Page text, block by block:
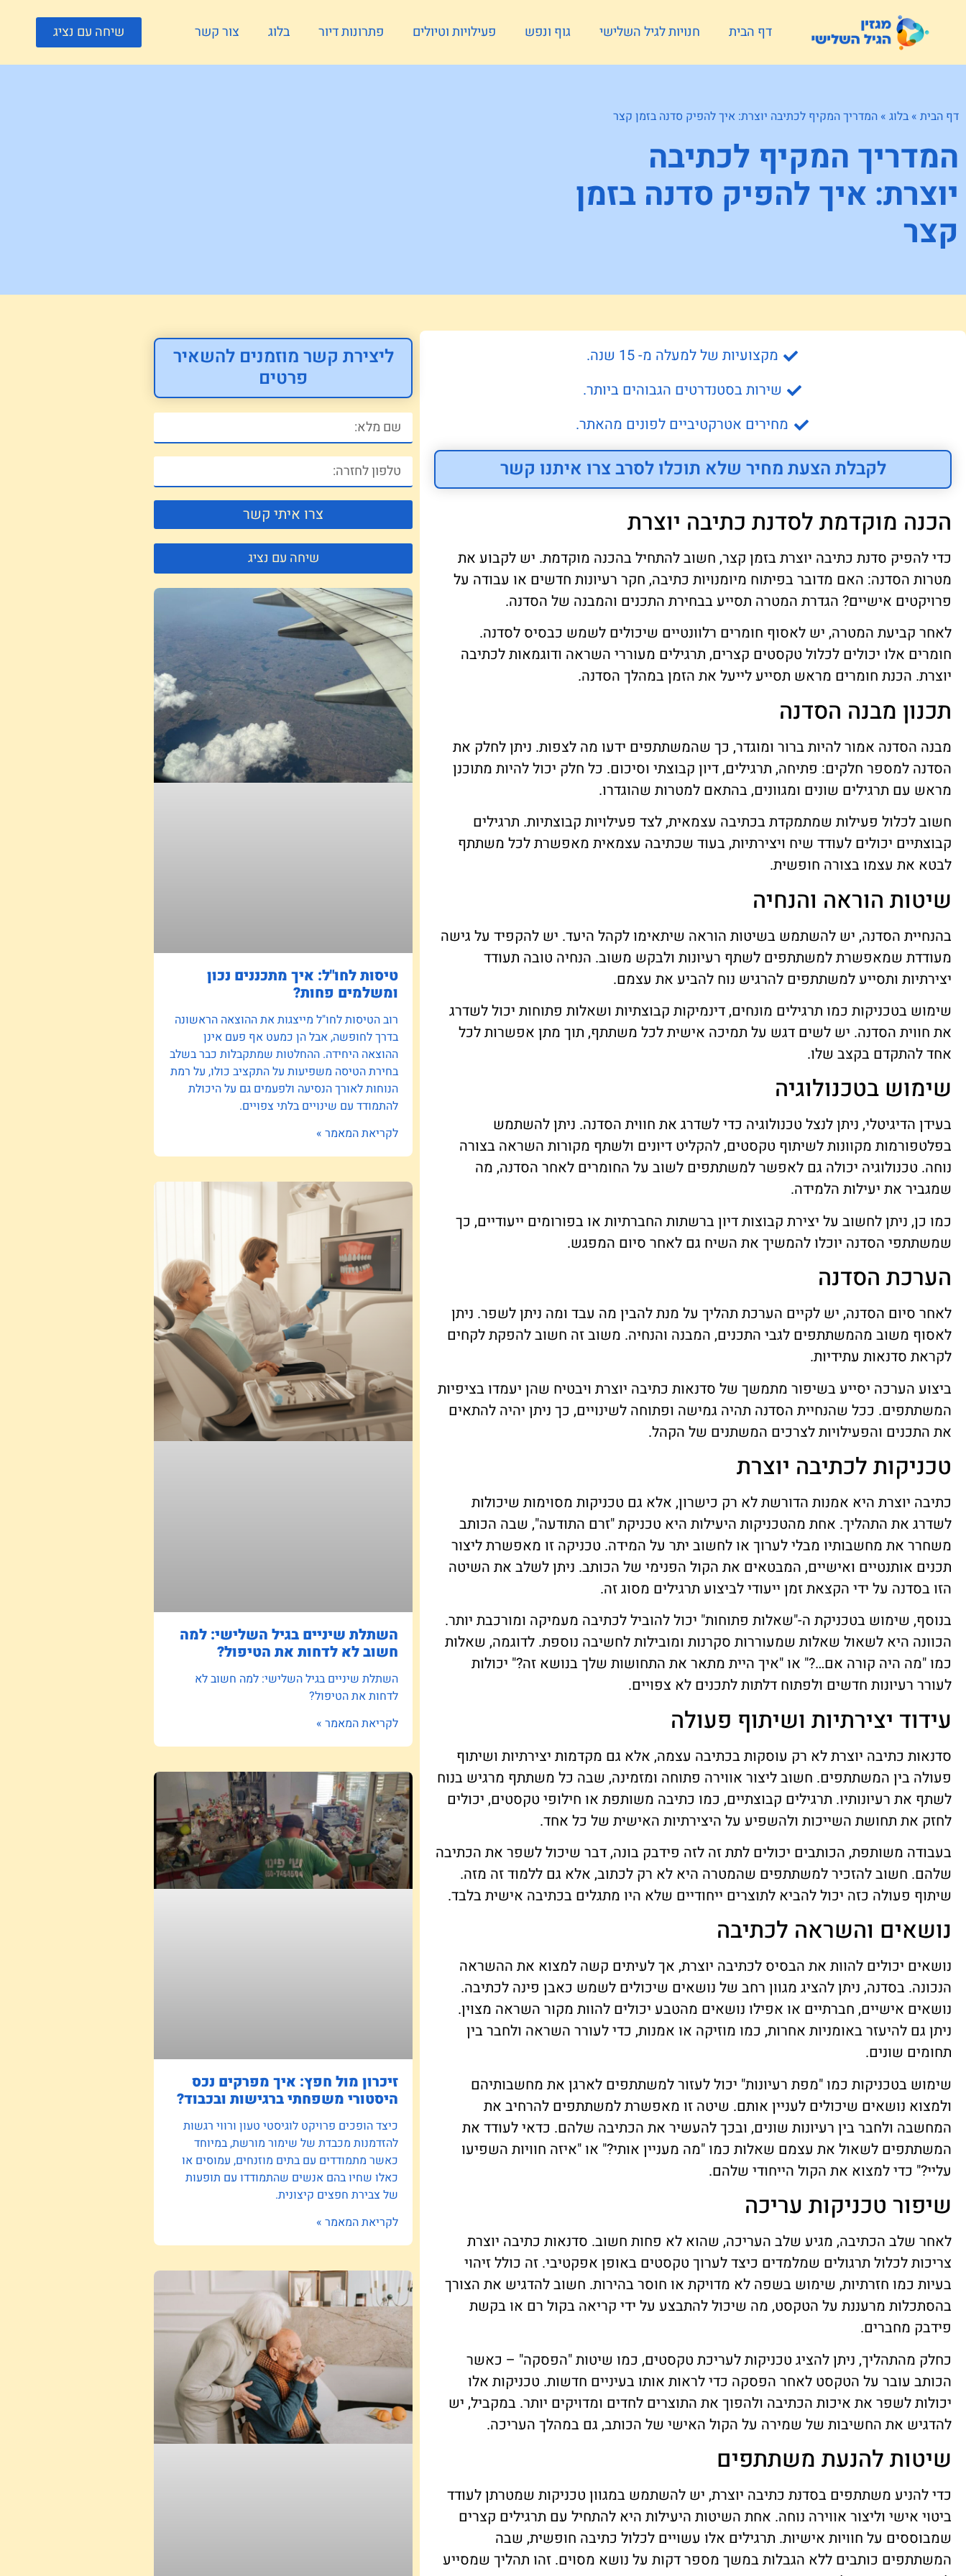
דף הבית חנויות לגיל השלישי גוף ונפש פעילויות וטיולים פתרונות דיור בלוג צור קשר שיחה עם נציג
דף הבית » בלוג » המדריך המקיף לכתיבה יוצרת: איך להפיק סדנה בזמן קצר
המדריך המקיף לכתיבה
יוצרת: איך להפיק סדנה בזמן
קצר
מקצועיות של למעלה מ- 15 שנה.
שירות בסטנדרטים הגבוהים ביותר.
מחירים אטרקטיביים לפונים מהאתר.
לקבלת הצעת מחיר שלא תוכלו לסרב צרו איתנו קשר
הכנה מוקדמת לסדנת כתיבה יוצרת
כדי להפיק סדנת כתיבה יוצרת בזמן קצר, חשוב להתחיל בהכנה מוקדמת. יש לקבוע את
מטרות הסדנה: האם מדובר בפיתוח מיומנויות כתיבה, חקר רעיונות חדשים או עבודה על
פרויקטים אישיים? הגדרת המטרה תסייע בבחירת התכנים והמבנה של הסדנה.
לאחר קביעת המטרה, יש לאסוף חומרים רלוונטיים שיכולים לשמש כבסיס לסדנה.
חומרים אלו יכולים לכלול טקסטים קצרים, תרגילים מעוררי השראה ודוגמאות לכתיבה
יוצרת. הכנת חומרים מראש תסייע לייעל את הזמן במהלך הסדנה.
תכנון מבנה הסדנה
מבנה הסדנה אמור להיות ברור ומוגדר, כך שהמשתתפים ידעו מה לצפות. ניתן לחלק את
הסדנה למספר חלקים: פתיחה, תרגילים, דיון קבוצתי וסיכום. כל חלק יכול להיות מתוכנן
מראש עם תרגילים שונים ומגוונים, בהתאם למטרות שהוגדרו.
חשוב לכלול פעילות שמתמקדת בכתיבה עצמאית, לצד פעילויות קבוצתיות. תרגילים
קבוצתיים יכולים לעודד שיח ויצירתיות, בעוד שכתיבה עצמאית מאפשרת לכל משתתף
לבטא את עצמו בצורה חופשית.
שיטות הוראה והנחיה
בהנחיית הסדנה, יש להשתמש בשיטות הוראה שיתאימו לקהל היעד. יש להקפיד על גישה
מעודדת שמאפשרת למשתתפים לשתף רעיונות ולבקש משוב. הנחיה טובה תעודד
יצירתיות ותסייע למשתתפים להרגיש נוח להביע את עצמם.
שימוש בטכניקות כמו תרגילים מונחים, דינמיקות קבוצתיות ושאלות פתוחות יכול לשדרג
את חווית הסדנה. יש לשים דגש על תמיכה אישית לכל משתתף, תוך מתן אפשרות לכל
אחד להתקדם בקצב שלו.
שימוש בטכנולוגיה
בעידן הדיגיטלי, ניתן לנצל טכנולוגיה כדי לשדרג את חווית הסדנה. ניתן להשתמש
בפלטפורמות מקוונות לשיתוף טקסטים, להקליט דיונים ולשתף מקורות השראה בצורה
נוחה. טכנולוגיה יכולה גם לאפשר למשתתפים לשוב על החומרים לאחר הסדנה, מה
שמגביר את יעילות הלמידה.
כמו כן, ניתן לחשוב על יצירת קבוצות דיון ברשתות החברתיות או בפורומים ייעודיים, כך
שמשתתפי הסדנה יוכלו להמשיך את השיח גם לאחר סיום המפגש.
הערכת הסדנה
לאחר סיום הסדנה, יש לקיים הערכת תהליך על מנת להבין מה עבד ומה ניתן לשפר. ניתן
לאסוף משוב מהמשתתפים לגבי התכנים, המבנה והנחיה. משוב זה חשוב להפקת לקחים
לקראת סדנאות עתידיות.
ביצוע הערכה יסייע בשיפור מתמשך של סדנאות כתיבה יוצרת ויבטיח שהן יעמדו בציפיות
המשתתפים. ככל שהנחיית הסדנה תהיה גמישה ופתוחה לשינויים, כך ניתן יהיה להתאים
את התכנים והפעילויות לצרכים המשתנים של הקהל.
טכניקות לכתיבה יוצרת
כתיבה יוצרת היא אמנות הדורשת לא רק כישרון, אלא גם טכניקות מסוימות שיכולות
לשדרג את התהליך. אחת מהטכניקות היעילות היא טכניקת "זרם התודעה", שבה הכותב
משחרר את מחשבותיו מבלי לערוך או לחשוב יתר על המידה. טכניקה זו מאפשרת ליצור
תכנים אותנטיים ואישיים, המבטאים את הקול הפנימי של הכותב. ניתן לשלב את השיטה
הזו בסדנה על ידי הקצאת זמן ייעודי לביצוע תרגילים מסוג זה.
בנוסף, שימוש בטכניקת ה-"שאלות פתוחות" יכול להוביל לכתיבה מעמיקה ומורכבת יותר.
הכוונה היא לשאול שאלות שמעוררות סקרנות ומובילות לחשיבה נוספת. לדוגמה, שאלות
כמו "מה היה קורה אם…?" או "איך היית מתאר את התחושות שלך בנושא זה?" יכולות
לעורר רעיונות חדשים ולפתוח דלתות לתכנים לא צפויים.
עידוד יצירתיות ושיתוף פעולה
סדנאות כתיבה יוצרת לא רק עוסקות בכתיבה עצמה, אלא גם מקדמות יצירתיות ושיתוף
פעולה בין המשתתפים. חשוב ליצור אווירה פתוחה ומזמינה, שבה כל משתתף מרגיש בנוח
לשתף את רעיונותיו. תרגילים קבוצתיים, כמו כתיבה משותפת או חילופי טקסטים, יכולים
לחזק את תחושת השייכות ולהשפיע על היצירתיות האישית של כל אחד.
בעבודה משותפת, הכותבים יכולים לתת זה לזה פידבק בונה, דבר שיכול לשפר את הכתיבה
שלהם. חשוב להזכיר למשתתפים שהמטרה היא לא רק לכתוב, אלא גם ללמוד זה מזה.
שיתוף פעולה כזה יכול להביא לתוצרים ייחודיים שלא היו מתגלים בכתיבה אישית בלבד.
נושאים והשראה לכתיבה
נושאים יכולים להוות את הבסיס לכתיבה יוצרת, אך לעיתים קשה למצוא את ההשראה
הנכונה. בסדנה, ניתן להציג מגוון רחב של נושאים שיכולים לשמש כאבן פינה לכתיבה.
נושאים אישיים, חברתיים או אפילו נושאים מהטבע יכולים להוות מקור השראה מצוין.
ניתן גם להיעזר באומניות אחרות, כמו מוזיקה או אמנות, כדי לעורר השראה ולחבר בין
תחומים שונים.
שימוש בטכניקות כמו "מפת רעיונות" יכול לעזור למשתתפים לארגן את מחשבותיהם
ולמצוא נושאים שיכולים לעניין אותם. שיטה זו מאפשרת למשתתפים להרחיב את
המחשבה ולחבר בין רעיונות שונים, ובכך להעשיר את הכתיבה שלהם. כדאי לעודד את
המשתתפים לשאול את עצמם שאלות כמו "מה מעניין אותי?" או "איזה חוויות השפיעו
עליי?" כדי למצוא את הקול הייחודי שלהם.
שיפור טכניקות עריכה
לאחר שלב הכתיבה, מגיע שלב העריכה, שהוא לא פחות חשוב. סדנאות כתיבה יוצרת
צריכות לכלול תרגולים שמלמדים כיצד לערוך טקסטים באופן אפקטיבי. זה כולל זיהוי
בעיות כמו חזרתיות, שימוש בשפה לא מדויקת או חוסר בהירות. חשוב להדגיש את הצורך
בהסתכלות מרעננת על הטקסט, מה שיכול להתבצע על ידי קריאה בקול רם או בקשת
פידבק מחברים.
כחלק מהתהליך, ניתן להציג טכניקות לעריכת טקסטים, כמו שיטות "הפסקה" – כאשר
הכותב עובר על הטקסט לאחר הפסקה כדי לראות אותו בעיניים חדשות. טכניקות אלו
יכולות לשפר את איכות הכתיבה ולהפוך את התוצרים לחדים ומדויקים יותר. במקביל, יש
להדגיש את החשיבות של שמירה על הקול האישי של הכותב, גם במהלך העריכה.
שיטות להנעת משתתפים
כדי להניע משתתפים בסדנת כתיבה יוצרת, יש להשתמש במגוון טכניקות שמטרתן לעודד
ביטוי אישי וליצור אווירה נוחה. אחת השיטות היעילות היא להתחיל עם תרגילים קצרים
שמבוססים על חוויות אישיות. תרגילים אלו עשויים לכלול כתיבה חופשית, שבה
המשתתפים כותבים ללא הגבלות במשך מספר דקות על נושא מסוים. זהו תהליך שמסייע
ליצירת קשר מוזמנים להשאיר
פרטים
צרו איתי קשר
שיחה עם נציג
טיסות לחו"ל: איך מתכננים נכון
ומשלמים פחות?
רוב הטיסות לחו"ל מייצגות את ההוצאה הראשונה
בדרך לחופשה, אבל הן כמעט אף פעם אינן
ההוצאה היחידה. ההחלטות שמתקבלות כבר בשלב
בחירת הטיסה משפיעות על התקציב כולו, על רמת
הנוחות לאורך הנסיעה ולפעמים גם על היכולת
להתמודד עם שינויים בלתי צפויים.
לקריאת המאמר »
השתלת שיניים בגיל השלישי: למה
חשוב לא לדחות את הטיפול?
השתלת שיניים בגיל השלישי: למה חשוב לא
לדחות את הטיפול?
לקריאת המאמר »
זיכרון מול חפץ: איך מפרקים נכס
היסטורי משפחתי ברגישות ובכבוד?
כיצד הופכים פרויקט לוגיסטי טעון ורווי רגשות
להזדמנות מכבדת של שימור מורשת, במיוחד
כאשר מתמודדים עם בתים מוזנחים, עמוסים או
כאלו שחיו בהם אנשים שהתמודדו עם תופעות
של צבירת חפצים קיצונית.
לקריאת המאמר »